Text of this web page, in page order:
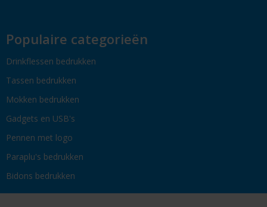
Populaire categorieën
Drinkflessen bedrukken
Tassen bedrukken
Mokken bedrukken
Gadgets en USB's
Pennen met logo
Paraplu's bedrukken
Bidons bedrukken